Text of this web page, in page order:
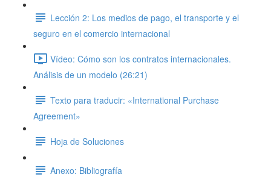
Lección 2: Los medios de pago, el transporte y el
seguro en el comercio internacional
Vídeo: Cómo son los contratos internacionales.
Análisis de un modelo (26:21)
Texto para traducir: «International Purchase
Agreement»
Hoja de Soluciones
Anexo: Bibliografía